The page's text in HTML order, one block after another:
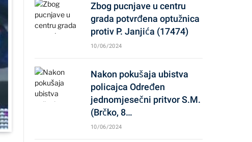
Zbog pucnjave u centru
grada potvrđena optužnica
protiv P. Janjića (17474)
10/06/2024
Nakon pokušaja ubistva
policajca Određen
jednomjesečni pritvor S.M.
(Brčko, 8…
10/06/2024